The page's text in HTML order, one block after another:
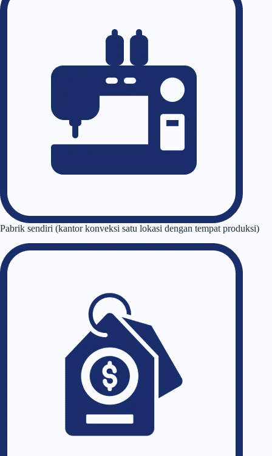
Pabrik sendiri (kantor konveksi satu lokasi dengan tempat produksi)